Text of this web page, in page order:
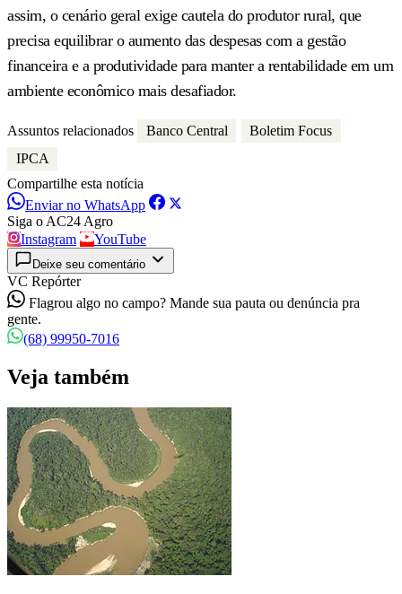
assim, o cenário geral exige cautela do produtor rural, que
precisa equilibrar o aumento das despesas com a gestão
financeira e a produtividade para manter a rentabilidade em um
ambiente econômico mais desafiador.
Assuntos relacionados Banco Central
Boletim Focus
IPCA
Compartilhe esta notícia
Enviar no WhatsApp
Siga o AC24 Agro
Instagram
YouTube
Deixe seu comentário
VC Repórter
Flagrou algo no campo? Mande sua pauta ou denúncia pra
gente.
(68) 99950-7016
Veja também